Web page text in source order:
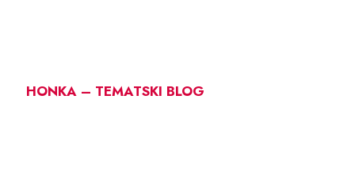
HONKA – TEMATSKI BLOG